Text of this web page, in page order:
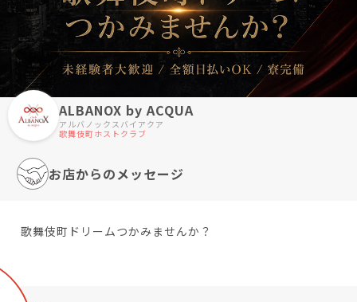
ALBANOX by ACQUA
アルバノックスバイアクア
歌舞伎町ホストクラブ
お店からのメッセージ
歌舞伎町ドリームつかみませんか？